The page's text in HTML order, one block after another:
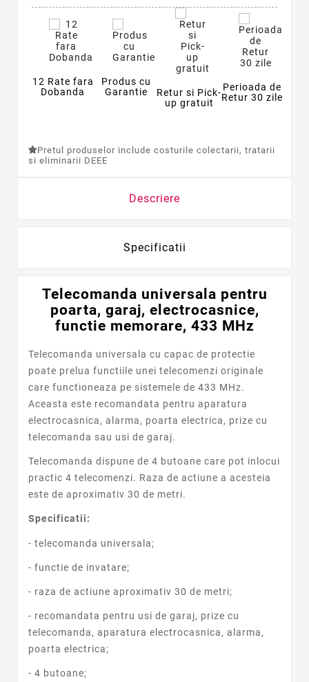
12 Rate fara
Dobanda
Produs cu
Garantie
Retur si Pick-
up gratuit
Perioada de
Retur 30 zile
Pretul produselor include costurile colectarii, tratarii
si eliminarii DEEE
Descriere
Specificatii
Telecomanda universala pentru
poarta, garaj, electrocasnice,
functie memorare, 433 MHz
Telecomanda universala cu capac de protectie
poate prelua functiile unei telecomenzi originale
care functioneaza pe sistemele de 433 MHz.
Aceasta este recomandata pentru aparatura
electrocasnica, alarma, poarta electrica, prize cu
telecomanda sau usi de garaj.
Telecomanda dispune de 4 butoane care pot inlocui
practic 4 telecomenzi. Raza de actiune a acesteia
este de aproximativ 30 de metri.
Specificatii:
- telecomanda universala;
- functie de invatare;
- raza de actiune aproximativ 30 de metri;
- recomandata pentru usi de garaj, prize cu
telecomanda, aparatura electrocasnica, alarma,
poarta electrica;
- 4 butoane;